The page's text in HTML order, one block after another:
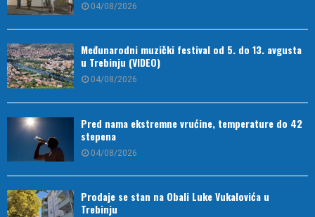
04/08/2026
Međunarodni muzički festival od 5. do 13. avgusta
u Trebinju (VIDEO)
04/08/2026
Pred nama ekstremne vrućine, temperature do 42
stepena
04/08/2026
Prodaje se stan na Obali Luke Vukalovića u
Trebinju